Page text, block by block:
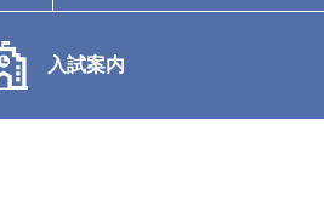
入試案内